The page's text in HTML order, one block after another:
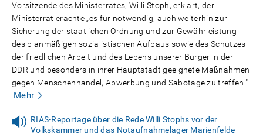
Vorsitzende des Ministerrates, Willi Stoph, erklärt, der
Ministerrat erachte „es für notwendig, auch weiterhin zur
Sicherung der staatlichen Ordnung und zur Gewährleistung
des planmäßigen sozialistischen Aufbaus sowie des Schutzes
der friedlichen Arbeit und des Lebens unserer Bürger in der
DDR und besonders in ihrer Hauptstadt geeignete Maßnahmen
gegen Menschenhandel, Abwerbung und Sabotage zu treffen."
Mehr
RIAS-Reportage über die Rede Willi Stophs vor der
Volkskammer und das Notaufnahmelager Marienfelde